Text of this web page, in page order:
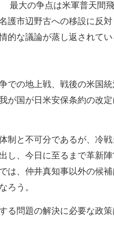
最大の争点は米軍普天間
護市辺野古への移設に反対
的な議論が蒸し返されてい
での地上戦、戦後の米国統
が国が日米安保条約の改定
制と不可分であるが、冷
し、今日に至るまで革新陣
は、仲井真知事以外の候
ろう。
る問題の解決に必要な政